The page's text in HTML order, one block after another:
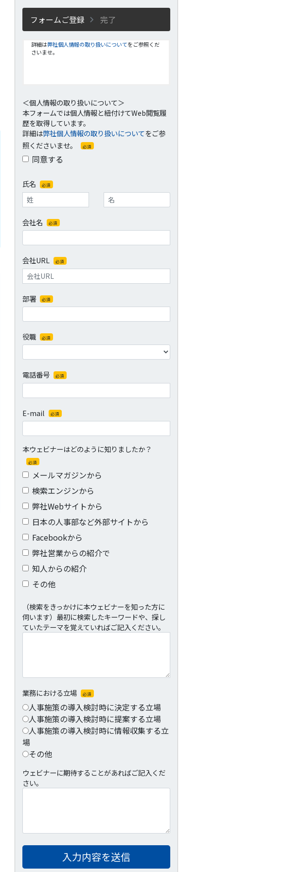
フォームご登録 完了
詳細は弊社個人情報の取り扱いについてをご参照くだ
さいませ。
＜個人情報の取り扱いについて＞
本フォームでは個人情報と紐付けてWeb閲覧履
歴を取得しています。
詳細は弊社個人情報の取り扱いについてをご参
照くださいませ。
必須
同意する
氏名 必須
会社名 必須
会社URL 必須
部署 必須
役職 必須
電話番号 必須
E-mail 必須
本ウェビナーはどのように知りましたか？
必須
メールマガジンから
検索エンジンから
弊社Webサイトから
日本の人事部など外部サイトから
Facebookから
弊社営業からの紹介で
知人からの紹介
その他
（検索をきっかけに本ウェビナーを知った方に
伺います）最初に検索したキーワードや、探し
ていたテーマを覚えていればご記入ください。
業務における立場 必須
人事施策の導入検討時に決定する立場
人事施策の導入検討時に提案する立場
人事施策の導入検討時に情報収集する立
場
その他
ウェビナーに期待することがあればご記入くだ
さい。
入力内容を送信